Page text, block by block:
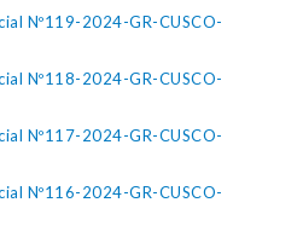
Nº119-2024-GR-CUSCO-
Nº118-2024-GR-CUSCO-
Nº117-2024-GR-CUSCO-
Nº116-2024-GR-CUSCO-